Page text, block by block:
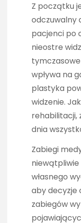
Z początku
odczuwalny
pacjenci po
nieostre
wpływa na
plastyka
widzenie.
rehabilitacji,
dnia
Zabiegi
własnego
aby decyzje
zabiegów